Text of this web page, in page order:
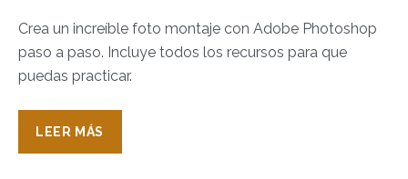
Crea un increíble foto montaje con Adobe Photoshop
paso a paso. Incluye todos los recursos para que
puedas practicar.
LEER MÁS